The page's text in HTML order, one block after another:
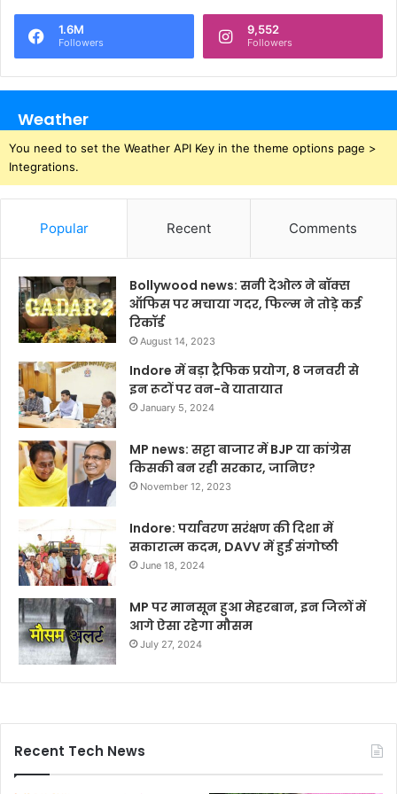
1.6M
Followers
9,552
Followers
Weather
You need to set the Weather API Key in the theme options page >
Integrations.
Popular Recent Comments
Bollywood news: सनी देओल ने बॉक्स
ऑफिस पर मचाया गदर, फिल्म ने तोड़े कई
रिकॉर्ड
August 14, 2023
Indore में बड़ा ट्रैफिक प्रयोग, 8 जनवरी से
इन रूटों पर वन-वे यातायात
January 5, 2024
MP news: सट्टा बाजार में BJP या कांग्रेस
किसकी बन रही सरकार, जानिए?
November 12, 2023
Indore: पर्यावरण सरंक्षण की दिशा में
सकारात्म कदम, DAVV में हुई संगोष्ठी
June 18, 2024
MP पर मानसून हुआ मेहरबान, इन जिलों में
आगे ऐसा रहेगा मौसम
July 27, 2024
Recent Tech News